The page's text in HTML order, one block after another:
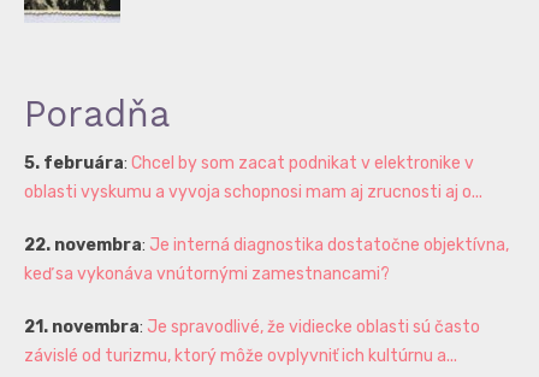
Poradňa
5. februára: Chcel by som zacat podnikat v elektronike v
oblasti vyskumu a vyvoja schopnosi mam aj zrucnosti aj o...
22. novembra: Je interná diagnostika dostatočne objektívna,
keď sa vykonáva vnútornými zamestnancami?
21. novembra: Je spravodlivé, že vidiecke oblasti sú často
závislé od turizmu, ktorý môže ovplyvniť ich kultúrnu a...